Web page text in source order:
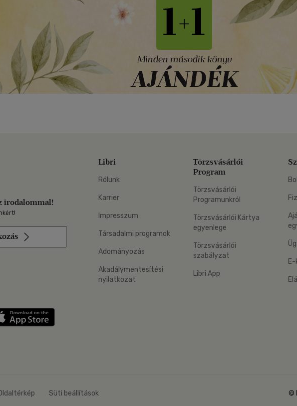
irodalommal!
a LinkedInen
Szerezd meg: Google Play
Libri
Rólunk
Karrier
Impresszum
Társadalmi programok
Adományozás
Akadálymentesítési
nyilatkozat
Törzsvásárlói
Program
Törzsvásárlói
Programunkról
Törzsvásárlói Kártya
egyenlege
Törzsvásárlói
szabályzat
Libri App
Süti beállítások ©